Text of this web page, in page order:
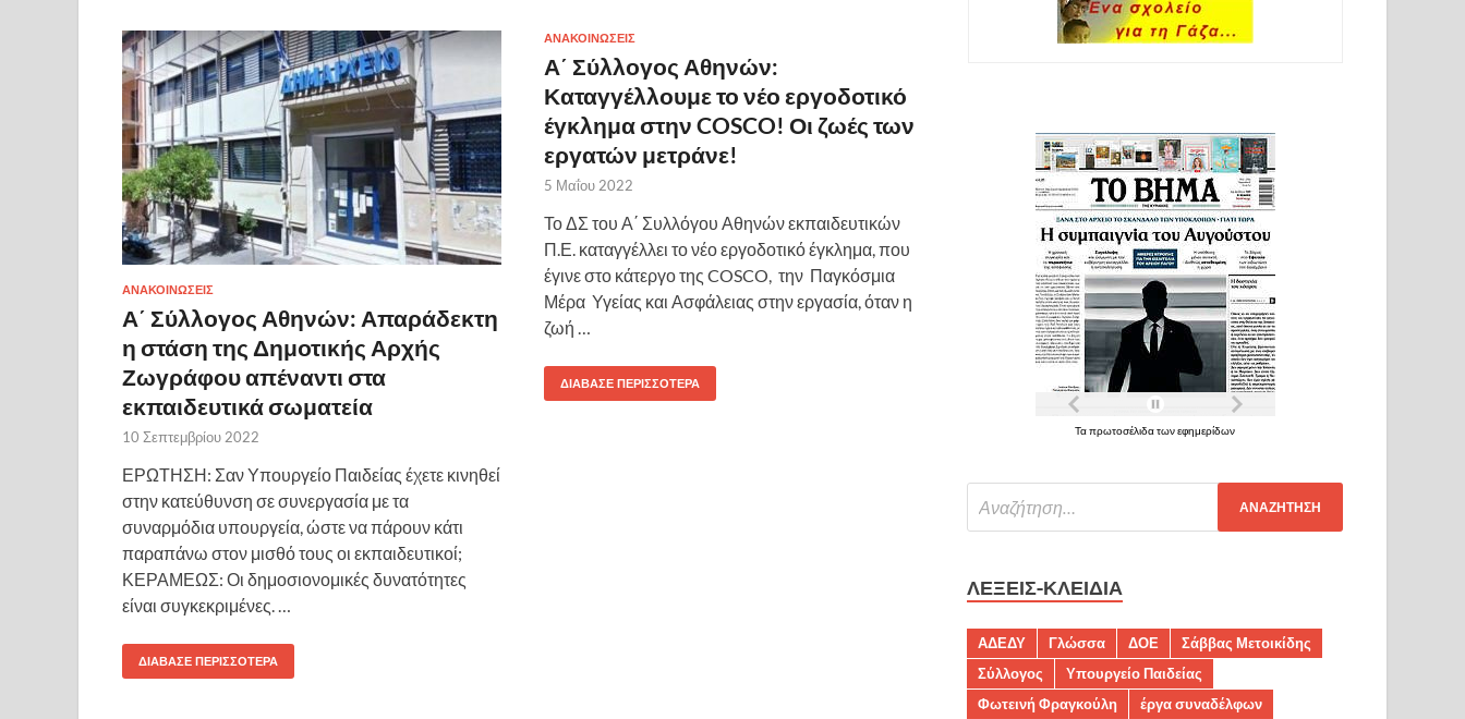
ΑΝΑΚΟΙΝΩΣΕΙΣ
Α΄ Σύλλογος Αθηνών: Απαράδεκτη
η στάση της Δημοτικής Αρχής
Ζωγράφου απέναντι στα
εκπαιδευτικά σωματεία
10 Σεπτεμβρίου 2022
ΕΡΩΤΗΣΗ: Σαν Υπουργείο Παιδείας έχετε κινηθεί
στην κατεύθυνση σε συνεργασία με τα
συναρμόδια υπουργεία, ώστε να πάρουν κάτι
παραπάνω στον μισθό τους οι εκπαιδευτικοί;
ΚΕΡΑΜΕΩΣ: Οι δημοσιονομικές δυνατότητες
είναι συγκεκριμένες. …
ΔΙΆΒΑΣΕ ΠΕΡΙΣΣΌΤΕΡΑ
ΑΝΑΚΟΙΝΩΣΕΙΣ
Α΄ Σύλλογος Αθηνών:
Καταγγέλλουμε το νέο εργοδοτικό
έγκλημα στην COSCO! Οι ζωές των
εργατών μετράνε!
5 Μαΐου 2022
Το ΔΣ του Α΄ Συλλόγου Αθηνών εκπαιδευτικών
Π.Ε. καταγγέλλει το νέο εργοδοτικό έγκλημα, που
έγινε στο κάτεργο της COSCO, την Παγκόσμια
Μέρα Υγείας και Ασφάλειας στην εργασία, όταν η
ζωή …
ΔΙΆΒΑΣΕ ΠΕΡΙΣΣΌΤΕΡΑ
Τα πρωτοσέλιδα των εφημερίδων
ΛΈΞΕΙΣ-ΚΛΕΙΔΙΆ
ΑΔΕΔΥ Γλώσσα ΔΟΕ
Σάββας Μετοικίδης
Σύλλογος
Υπουργείο Παιδείας
Φωτεινή Φραγκούλη
έργα συναδέλφων